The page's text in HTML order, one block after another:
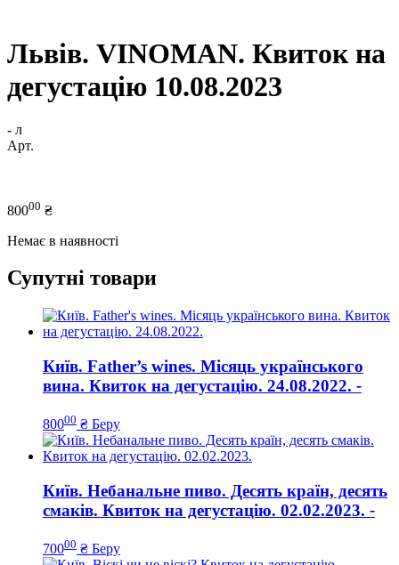
Львів. VINOMAN. Квиток на
дегустацію 10.08.2023
- л
Арт.
80000 ₴
Немає в наявності
Супутні товари
Київ. Father’s wines. Місяць українського
вина. Квиток на дегустацію. 24.08.2022. -
80000 ₴ Беру
Київ. Небанальне пиво. Десять країн, десять
смаків. Квиток на дегустацію. 02.02.2023. -
70000 ₴ Беру